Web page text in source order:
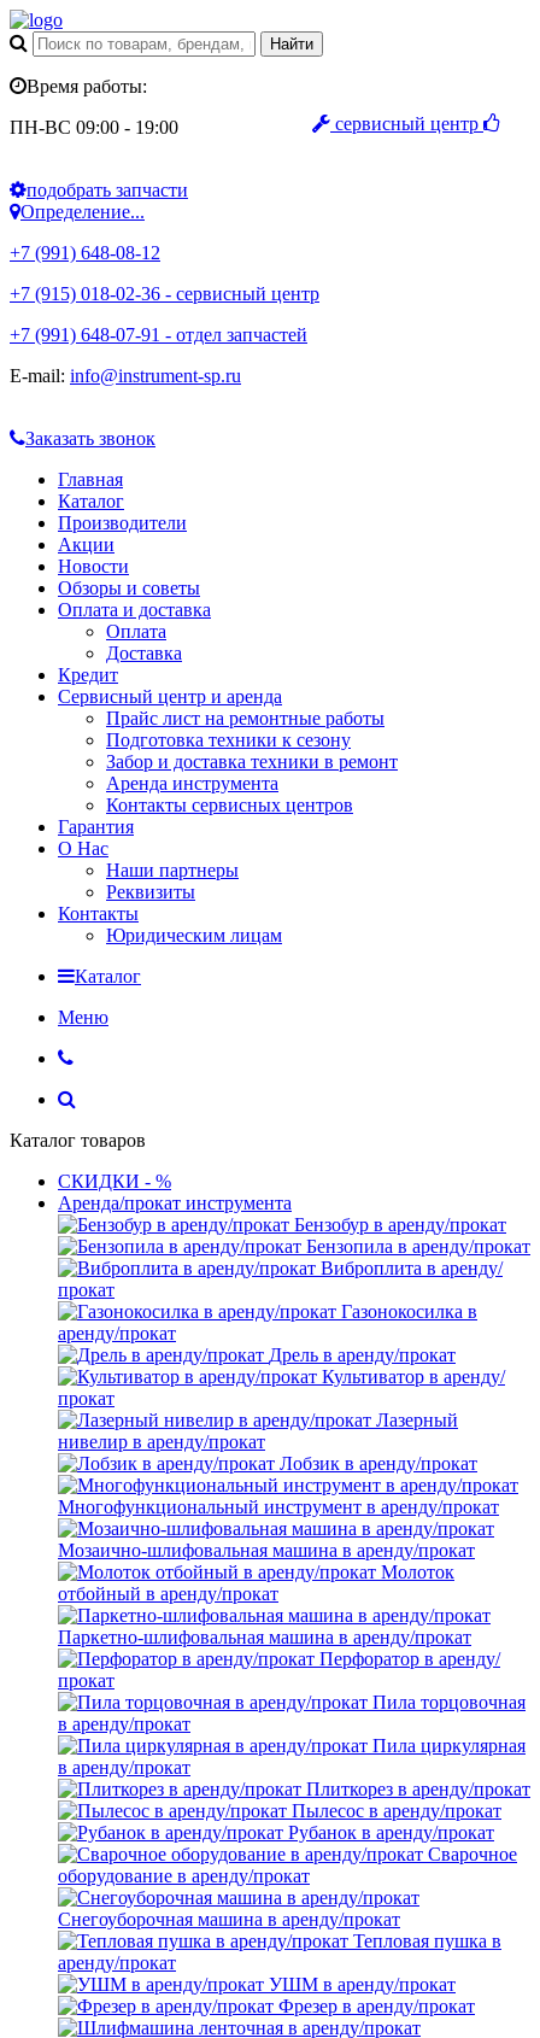
сервисный центр
Время работы:
ПН-ВС 09:00 - 19:00
подобрать запчасти
Определение...
+7 (991) 648-08-12
+7 (915) 018-02-36 - сервисный центр
+7 (991) 648-07-91 - отдел запчастей
E-mail: info@instrument-sp.ru
Заказать звонок
Главная
Каталог
Производители
Акции
Новости
Обзоры и советы
Оплата и доставка
Оплата
Доставка
Кредит
Сервисный центр и аренда
Прайс лист на ремонтные работы
Подготовка техники к сезону
Забор и доставка техники в ремонт
Аренда инструмента
Контакты сервисных центров
Гарантия
О Нас
Наши партнеры
Реквизиты
Контакты
Юридическим лицам
Каталог
Меню
Каталог товаров
СКИДКИ - %
Аренда/прокат инструмента
Бензобур в аренду/прокат
Бензопила в аренду/прокат
Виброплита в аренду/
прокат
Газонокосилка в
аренду/прокат
Дрель в аренду/прокат
Культиватор в аренду/
прокат
Лазерный
нивелир в аренду/прокат
Лобзик в аренду/прокат
Многофункциональный инструмент в аренду/прокат
Мозаично-шлифовальная машина в аренду/прокат
Молоток
отбойный в аренду/прокат
Паркетно-шлифовальная машина в аренду/прокат
Перфоратор в аренду/
прокат
Пила торцовочная
в аренду/прокат
Пила циркулярная
в аренду/прокат
Плиткорез в аренду/прокат
Пылесос в аренду/прокат
Рубанок в аренду/прокат
Сварочное
оборудование в аренду/прокат
Снегоуборочная машина в аренду/прокат
Тепловая пушка в
аренду/прокат
УШМ в аренду/прокат
Фрезер в аренду/прокат